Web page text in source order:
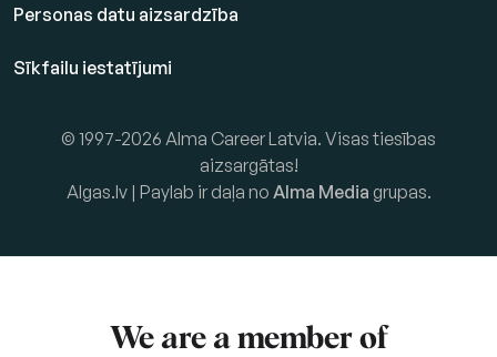
Personas datu aizsardzība
Sīkfailu iestatījumi
© 1997-2026 Alma Career Latvia. Visas tiesības
aizsargātas!
Algas.lv | Paylab ir daļa no Alma Media grupas.
We are a member of